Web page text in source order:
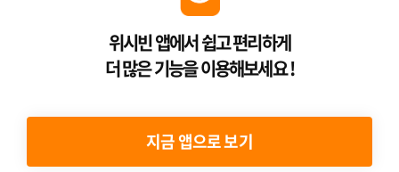
Venture Enterprise위시빈 앱에서 쉽고 편리하게
더 많은 기능을 이용해보세요 !
지금 앱으로 보기